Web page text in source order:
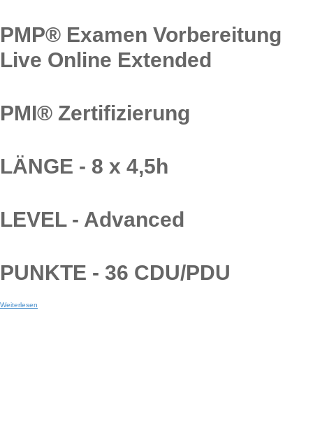
PMP® Examen Vorbereitung
Live Online Extended
PMI® Zertifizierung
LÄNGE - 8 x 4,5h
LEVEL - Advanced
PUNKTE - 36 CDU/PDU
Weiterlesen